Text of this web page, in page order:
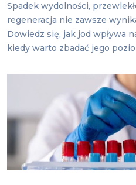
Spadek wydolności,
regeneracja nie zawsze
Dowiedz się, jak jod wpływa
kiedy warto zbadać jego